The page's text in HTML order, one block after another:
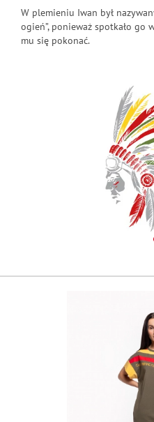
W plemieniu Iwan był
ogień”, ponieważ spotkało go
mu się pokonać.